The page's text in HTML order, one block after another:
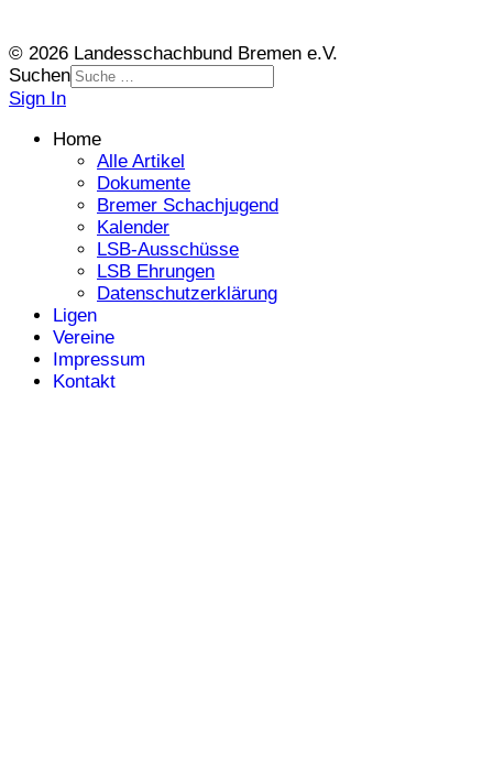
© 2026 Landesschachbund Bremen e.V.
Suchen
Sign In
Home
Alle Artikel
Dokumente
Bremer Schachjugend
Kalender
LSB-Ausschüsse
LSB Ehrungen
Datenschutzerklärung
Ligen
Vereine
Impressum
Kontakt